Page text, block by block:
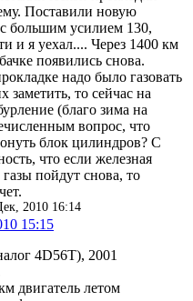
Поставили новую
большим усилием 130,
и я уехал.... Через 1400 км
появились снова.
надо было газовать
то сейчас на
(благо зима на
вопрос, что
блок цилиндров? С
что если железная
пойдут снова, то
2010 16:14
15:15
4D56T), 2001
двигатель летом